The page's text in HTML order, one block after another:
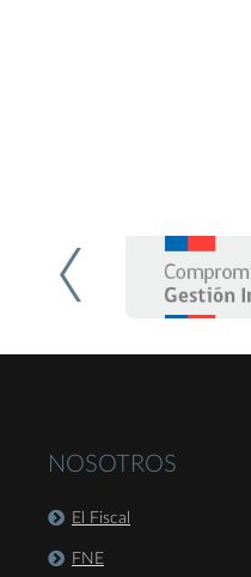
NOSOTROS
El Fiscal
FNE